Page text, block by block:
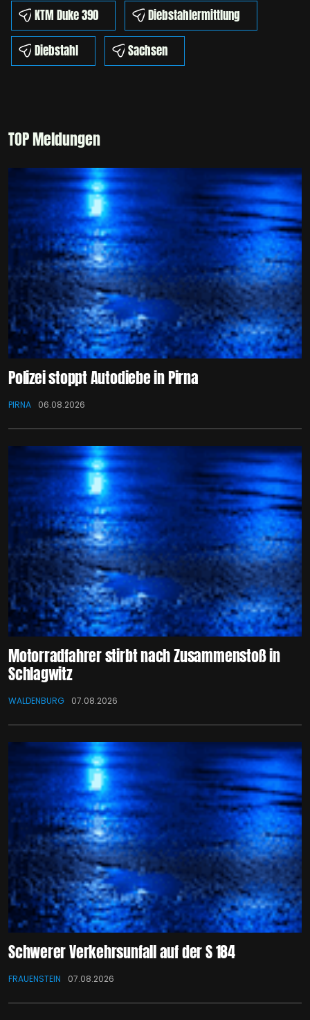
KTM Duke 390
Diebstahlermittlung
Diebstahl
Sachsen
TOP Meldungen
Polizei stoppt Autodiebe in Pirna
PIRNA 06.08.2026
Motorradfahrer stirbt nach Zusammenstoß in
Schlagwitz
WALDENBURG 07.08.2026
Schwerer Verkehrsunfall auf der S 184
FRAUENSTEIN 07.08.2026